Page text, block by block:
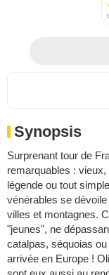
Synopsis
Surprenant tour de
remarquables :
légende ou tout
vénérables se
villes et montagnes.
"jeunes", ne
catalpas, séquoias
arrivée en Europe !